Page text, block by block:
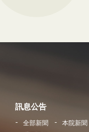
訊息公告
全部新聞 本院新聞